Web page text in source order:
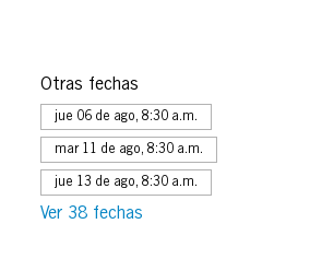
Otras fechas
jue 06 de ago, 8:30 a.m.
mar 11 de ago, 8:30 a.m.
jue 13 de ago, 8:30 a.m.
Ver 38 fechas